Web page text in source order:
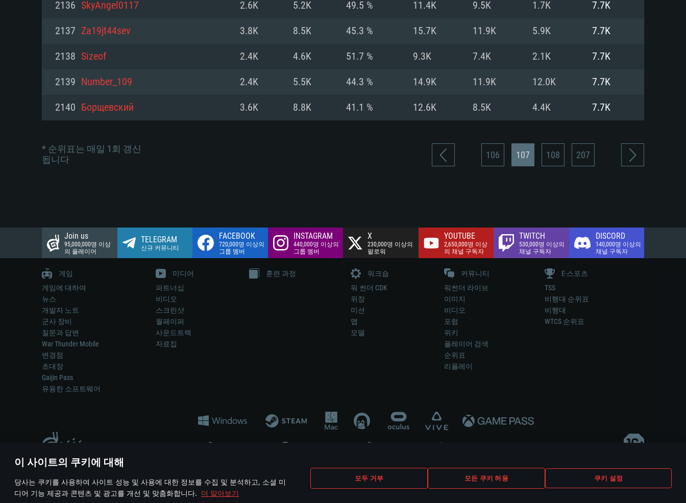
이 사이트의 쿠키에 대해
당사는 쿠키를 사용하여 사이트 성능 및 사용에 대한 정보를 수집 및 분석하고, 소셜 미
디어 기능 제공과 콘텐츠 및 광고를 개선 및 맞춤화합니다. 더 알아보기
모두 거부 모든 쿠키 허용 쿠키 설정
해상도: 720p
네트워크: 브로드밴드 인터넷
여유 저장 공간: 22.1 GB (최소 클라이언트)
(Mac), 혹은 이와 비슷한 성능을 가지는 Mac 버전
의 AMD/Nvidia. 최소 해상도: 720p
네트워크: 브로드밴드 인터넷
여유 저장 공간: 22.1 GB (최소 클라이언트)
상
네트워크: 브로드밴드 인터넷
여유 저장 공간: 62.2 GB (전체 클라이언트)
와 동급의 성능을 가지며 최신 그래픽 드라이버를
지원하는 AMD (6개월 미만; 최소사양 지원 해상도
와 동급의 성능을 가지며 최신 그래픽 드라이버를
지원하는 AMD RX 570 (6개월 미만; 최소사양 지원
2136 SkyAngel0117 2.6K 5.2K 49.5 % 11.4K 9.5K 1.7K 7.7K
2137 Za19jt44sev 3.8K 8.5K 45.3 % 15.7K 11.9K 5.9K 7.7K
2138 Sizeof 2.4K 4.6K 51.7 % 9.3K 7.4K 2.1K 7.7K
2139 Number_109 2.4K 5.5K 44.3 % 14.9K 11.9K 12.0K 7.7K
2140 Борщевский 3.6K 8.8K 41.1 % 12.6K 8.5K 4.4K 7.7K
* 순위표는 매일 1회 갱신
됩니다
106 107 108 207
Join us
95,000,000명 이상
의 플레이어
TELEGRAM
신규 커뮤니티
FACEBOOK
720,000명 이상의
그룹 멤버
INSTAGRAM
440,000명 이상의
그룹 멤버
X
230,000명 이상의
팔로워
YOUTUBE
2,650,000명 이상
의 채널 구독자
TWITCH
530,000명 이상의
채널 구독자
DISCORD
140,000명 이상의
채널 구독자
게임
게임에 대하여
뉴스
개발자 노트
군사 장비
질문과 답변
War Thunder Mobile
변경점
초대장
Gaijin Pass
유용한 소프트웨어
미디어
파트너십
비디오
스크린샷
월페이퍼
사운드트랙
자료집
훈련 과정
워크숍
워 썬더 CDK
위장
미션
맵
모델
커뮤니티
워썬더 라이브
이미지
비디오
포럼
위키
플레이어 검색
순위표
리플레이
E-스포츠
TSS
비행대 순위표
비행대
WTCS 순위표
게임 에서 어떠한 현실의 무기나 차량을 묘사하는 것은 무기 개발 업체나 장비 제조 업체가 게임 개발 후원 또는 홍보에 참여하지 않습니다..
© 2011—2026 Gaijin Games Kft. All trademarks, logos and brand names are the property of their respective owners.
이용 약관 이용 약관